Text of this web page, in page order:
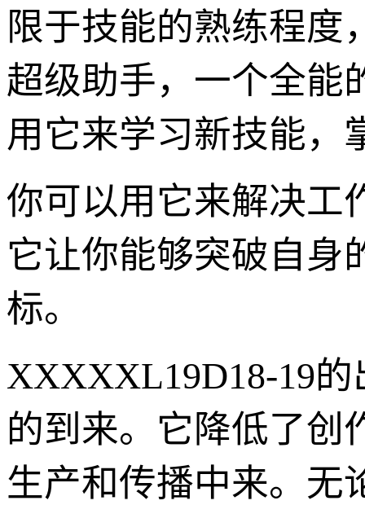
限于技能的熟练程度
超级助手，一个全能
用它来学习新技能，
你可以用它来解决工
它让你能够突破自身
标。
XXXXXL19D18-19
的到来。它降低了创
生产和传播中来。无